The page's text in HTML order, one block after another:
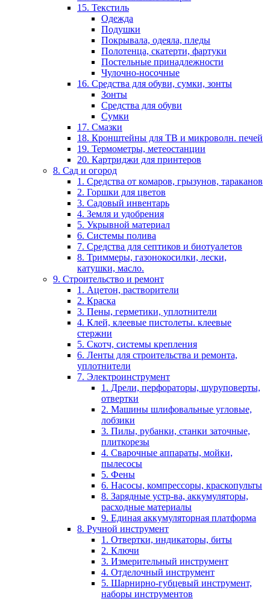
15. Текстиль
Одежда
Подушки
Покрывала, одеяла, пледы
Полотенца, скатерти, фартуки
Постельные принадлежности
Чулочно-носочные
16. Средства для обуви, сумки, зонты
Зонты
Средства для обуви
Сумки
17. Смазки
18. Кронштейны для ТВ и микроволн. печей
19. Термометры, метеостанции
20. Картриджи для принтеров
8. Сад и огород
1. Средства от комаров, грызунов, тараканов
2. Горшки для цветов
3. Садовый инвентарь
4. Земля и удобрения
5. Укрывной материал
6. Системы полива
7. Средства для септиков и биотуалетов
8. Триммеры, газонокосилки, лески,
катушки, масло.
9. Строительство и ремонт
1. Ацетон, растворители
2. Краска
3. Пены, герметики, уплотнители
4. Клей, клеевые пистолеты. клеевые
стержни
5. Скотч, системы крепления
6. Ленты для строительства и ремонта,
уплотнители
7. Электроинструмент
1. Дрели, перфораторы, шуруповерты,
отвертки
2. Машины шлифовальные угловые,
лобзики
3. Пилы, рубанки, станки заточные,
плиткорезы
4. Сварочные аппараты, мойки,
пылесосы
5. Фены
6. Насосы, компрессоры, краскопульты
8. Зарядные устр-ва, аккумуляторы,
расходные материалы
9. Единая аккумуляторная платформа
8. Ручной инструмент
1. Отвертки, индикаторы, биты
2. Ключи
3. Измерительный инструмент
4. Отделочный инструмент
5. Шарнирно-губцевый инструмент,
наборы инструментов